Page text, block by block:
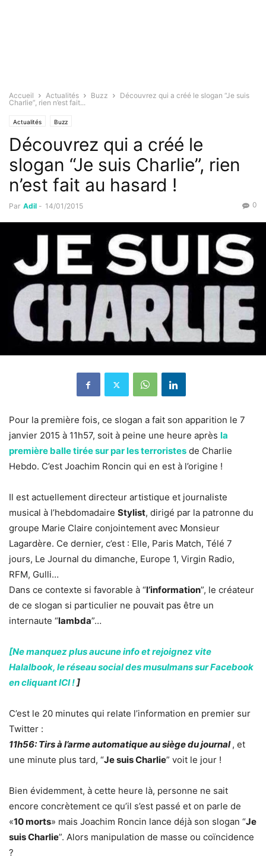
Accueil Actualités Buzz
Découvrez qui a créé le slogan “Je suis
Charlie”, rien n’est fait...
Actualités Buzz
Découvrez qui a créé le
slogan “Je suis Charlie”, rien
n’est fait au hasard !
Par Adil - 14/01/2015 0
Pour la première fois, ce slogan a fait son apparition le 7
janvier 2015 à 11h57, soit à peine une heure après la
première balle tirée sur par les terroristes de Charlie
Hebdo. C’est Joachim Roncin qui en est à l’origine !
Il est actuellement directeur artistique et journaliste
musical à l’hebdomadaire Stylist, dirigé par la patronne du
groupe Marie Claire conjointement avec Monsieur
Lagardère. Ce dernier, c’est : Elle, Paris Match, Télé 7
jours, Le Journal du dimanche, Europe 1, Virgin Radio,
RFM, Gulli…
Dans ce contexte si favorable à “l’information”, le créateur
de ce slogan si particulier ne pouvait pas être un
internaute “lambda”…
[Ne manquez plus aucune info et rejoignez vite
Halalbook, le réseau social des musulmans sur Facebook
en cliquant ICI !]
C’est le 20 minutes qui relate l’information en premier sur
Twitter :
11h56: Tirs à l’arme automatique au siège du journal , et
une minute plus tard, “Je suis Charlie” voit le jour !
Bien évidemment, à cette heure là, personne ne sait
encore concrètement ce qu’il s’est passé et on parle de
«10 morts» mais Joachim Roncin lance déjà son slogan “Je
suis Charlie”. Alors manipulation de masse ou coïncidence
?